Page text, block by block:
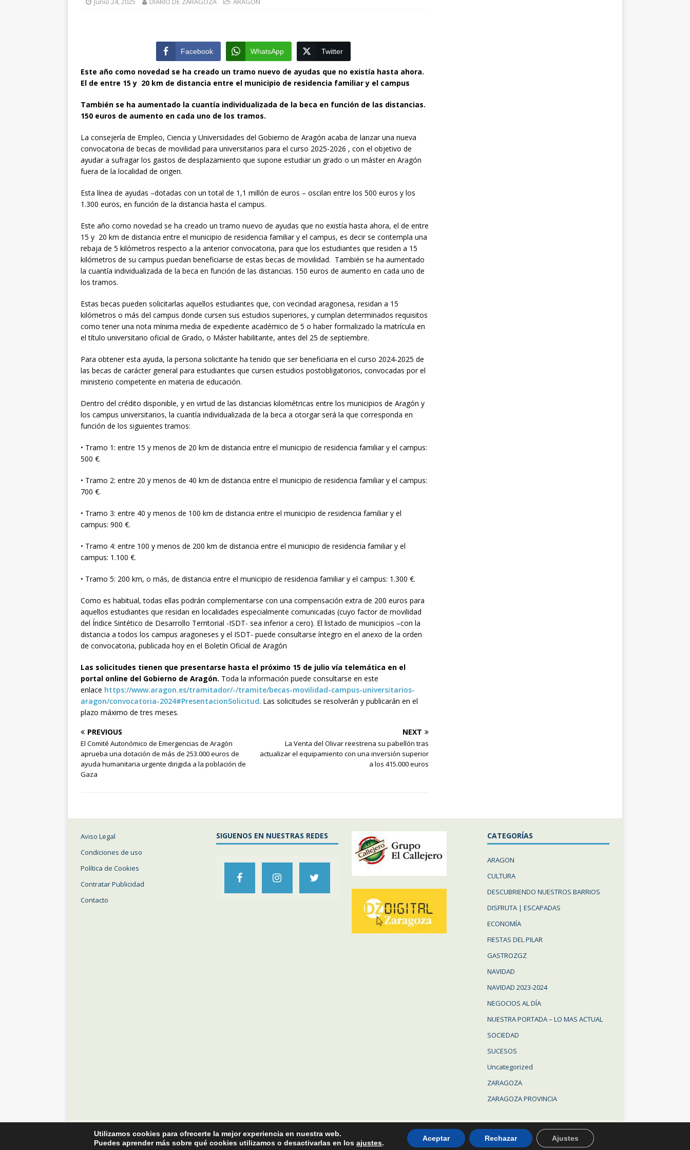
ZARAGOZA PROVINCIA
interceptaron poco después de robar en el interior de más de media docena de
vehículos
ZARAGOZA
Facebook WhatsApp Twitter
Este año como novedad se ha creado un tramo nuevo de ayudas que no existía hasta ahora.
El de entre 15 y 20 km de distancia entre el municipio de residencia familiar y el campus
También se ha aumentado la cuantía individualizada de la beca en función de las distancias.
150 euros de aumento en cada uno de los tramos.
La consejería de Empleo, Ciencia y Universidades del Gobierno de Aragón acaba de lanzar una nueva
convocatoria de becas de movilidad para universitarios para el curso 2025-2026 , con el objetivo de
ayudar a sufragar los gastos de desplazamiento que supone estudiar un grado o un máster en Aragón
fuera de la localidad de origen.
Esta línea de ayudas –dotadas con un total de 1,1 millón de euros – oscilan entre los 500 euros y los
1.300 euros, en función de la distancia hasta el campus.
Este año como novedad se ha creado un tramo nuevo de ayudas que no existía hasta ahora, el de entre
15 y 20 km de distancia entre el municipio de residencia familiar y el campus, es decir se contempla una
rebaja de 5 kilómetros respecto a la anterior convocatoria, para que los estudiantes que residen a 15
kilómetros de su campus puedan beneficiarse de estas becas de movilidad. También se ha aumentado
la cuantía individualizada de la beca en función de las distancias. 150 euros de aumento en cada uno de
los tramos.
Estas becas pueden solicitarlas aquellos estudiantes que, con vecindad aragonesa, residan a 15
kilómetros o más del campus donde cursen sus estudios superiores, y cumplan determinados requisitos
como tener una nota mínima media de expediente académico de 5 o haber formalizado la matrícula en
el título universitario oficial de Grado, o Máster habilitante, antes del 25 de septiembre.
Para obtener esta ayuda, la persona solicitante ha tenido que ser beneficiaria en el curso 2024-2025 de
las becas de carácter general para estudiantes que cursen estudios postobligatorios, convocadas por el
ministerio competente en materia de educación.
Dentro del crédito disponible, y en virtud de las distancias kilométricas entre los municipios de Aragón y
los campus universitarios, la cuantía individualizada de la beca a otorgar será la que corresponda en
función de los siguientes tramos:
• Tramo 1: entre 15 y menos de 20 km de distancia entre el municipio de residencia familiar y el campus:
500 €.
• Tramo 2: entre 20 y menos de 40 km de distancia entre el municipio de residencia familiar y el campus:
700 €.
• Tramo 3: entre 40 y menos de 100 km de distancia entre el municipio de residencia familiar y el
campus: 900 €.
• Tramo 4: entre 100 y menos de 200 km de distancia entre el municipio de residencia familiar y el
campus: 1.100 €.
• Tramo 5: 200 km, o más, de distancia entre el municipio de residencia familiar y el campus: 1.300 €.
Como es habitual, todas ellas podrán complementarse con una compensación extra de 200 euros para
aquellos estudiantes que residan en localidades especialmente comunicadas (cuyo factor de movilidad
del Índice Sintético de Desarrollo Territorial -ISDT- sea inferior a cero). El listado de municipios –con la
distancia a todos los campus aragoneses y el ISDT- puede consultarse íntegro en el anexo de la orden
de convocatoria, publicada hoy en el Boletín Oficial de Aragón
Las solicitudes tienen que presentarse hasta el próximo 15 de julio vía telemática en el
portal online del Gobierno de Aragón. Toda la información puede consultarse en este
enlace https://www.aragon.es/tramitador/-/tramite/becas-movilidad-campus-universitarios-
aragon/convocatoria-2024#PresentacionSolicitud. Las solicitudes se resolverán y publicarán en el
plazo máximo de tres meses.
PREVIOUS
El Comité Autonómico de Emergencias de Aragón
aprueba una dotación de más de 253.000 euros de
ayuda humanitaria urgente dirigida a la población de
Gaza
NEXT
La Venta del Olivar reestrena su pabellón tras
actualizar el equipamiento con una inversión superior
a los 415.000 euros
Aviso Legal
Condiciones de uso
Política de Cookies
Contratar Publicidad
Contacto
SIGUENOS EN NUESTRAS REDES CATEGORÍAS
ARAGON
CULTURA
DESCUBRIENDO NUESTROS BARRIOS
DISFRUTA | ESCAPADAS
ECONOMÍA
FIESTAS DEL PILAR
GASTROZGZ
NAVIDAD
NAVIDAD 2023-2024
NEGOCIOS AL DÍA
NUESTRA PORTADA – LO MAS ACTUAL
SOCIEDAD
SUCESOS
Uncategorized
ZARAGOZA
ZARAGOZA PROVINCIA
© Diario de Zaragoza - 2023
Utilizamos cookies para ofrecerte la mejor experiencia en nuestra web.
Puedes aprender más sobre qué cookies utilizamos o desactivarlas en losajustes.
Aceptar Rechazar Ajustes